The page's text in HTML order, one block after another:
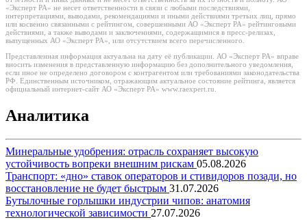
«Эксперт РА» не несет ответственности в связи с любыми последствиями,
интерпретациями, выводами, рекомендациями и иными действиями третьих лиц, прямо
или косвенно связанными с рейтингом, совершенными АО «Эксперт РА» рейтинговыми
действиями, а также выводами и заключениями, содержащимися в пресс-релизах,
выпущенных АО «Эксперт РА», или отсутствием всего перечисленного.
Представленная информация актуальна на дату её публикации. АО «Эксперт РА» вправе
вносить изменения в представленную информацию без дополнительного уведомления,
если иное не определено договором с контрагентом или требованиями законодательства
РФ. Единственным источником, отражающим актуальное состояние рейтинга, является
официальный интернет-сайт АО «Эксперт РА» www.raexpert.ru.
Аналитика
Минеральные удобрения: отрасль сохраняет высокую
устойчивость вопреки внешним рискам 05.08.2026
Транспорт: «дно» ставок операторов и стивидоров позади, но
восстановление не будет быстрым 31.07.2026
Бутылочные горлышки индустрии чипов: анатомия
технологической зависимости 27.07.2026